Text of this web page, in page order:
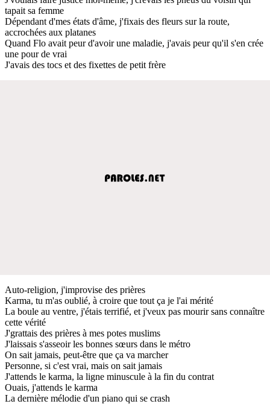
tapait sa femme
Dépendant d'mes états d'âme, j'fixais des fleurs sur la route,
accrochées aux platanes
Quand Flo avait peur d'avoir une maladie, j'avais peur qu'il s'en crée
une pour de vrai
J'avais des tocs et des fixettes de petit frère
Auto-religion, j'improvise des prières
Karma, tu m'as oublié, à croire que tout ça je l'ai mérité
La boule au ventre, j'étais terrifié, et j'veux pas mourir sans connaître
cette vérité
J'grattais des prières à mes potes muslims
J'laissais s'asseoir les bonnes sœurs dans le métro
On sait jamais, peut-être que ça va marcher
Personne, si c'est vrai, mais on sait jamais
J'attends le karma, la ligne minuscule à la fin du contrat
Ouais, j'attends le karma
La dernière mélodie d'un piano qui se crash